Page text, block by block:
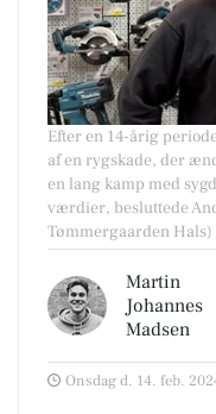
Efter en 14-årig
af en rygskade, der
en lang kamp med
værdier, besluttede
Tømmergaarden Hals)
Martin
Johannes
Madsen
Onsdag d. 14. feb.